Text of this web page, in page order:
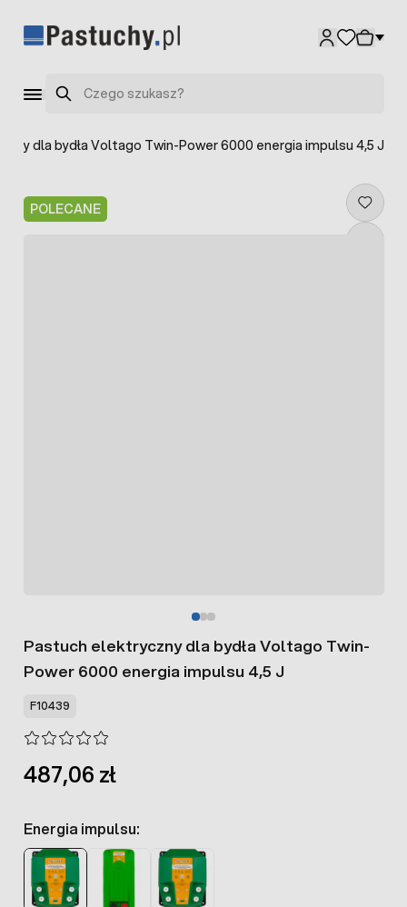
Szukaj
dla bydła Voltago Twin-Power 6000 energia impulsu 4,5 J
POLECANE
Pastuch elektryczny dla bydła Voltago Twin-
Power 6000 energia impulsu 4,5 J
F10439
487,06 zł
Energia impulsu: